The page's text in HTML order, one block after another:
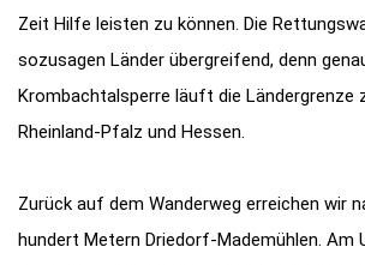
Zeit Hilfe leisten zu können. Die
sozusagen Länder übergreifend, denn
Krombachtalsperre läuft die Ländergrenze
Rheinland-Pfalz und Hessen.
Zurück auf dem Wanderweg erreichen wir
hundert Metern Driedorf-Mademühlen. Am